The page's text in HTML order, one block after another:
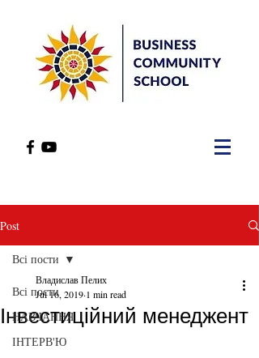
Post
Всі пости
НАВЧАННЯ
ІНТЕРВ'Ю
Всі пости
Інвестиційний менеджент
Владислав Пелих
Jul 16, 2019 1 min read